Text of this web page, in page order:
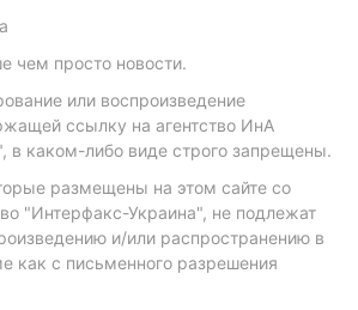
чем просто новости.
или воспроизведение
ссылку на агентство ИнА
в каком-либо виде строго запрещены.
размещены на этом сайте со
"Интерфакс-Украина", не подлежат
и/или распространению в
как с письменного разрешения